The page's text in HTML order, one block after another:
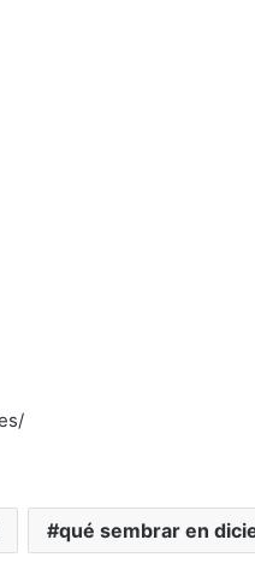
qué sembrar en